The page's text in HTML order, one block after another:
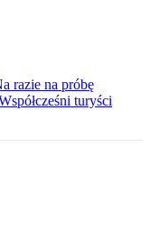
razie na próbę
turyści